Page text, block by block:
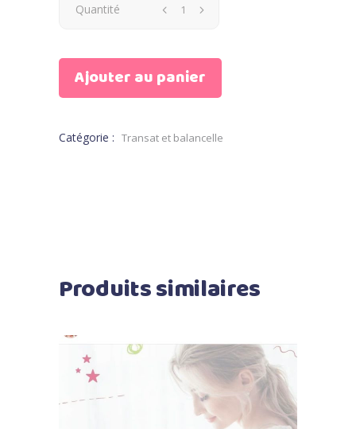
Quantité
Ajouter au panier
Catégorie : Transat et balancelle
Produits similaires